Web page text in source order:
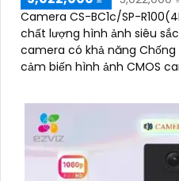
Camera CS-BC1c/SP-
chất lượng hình ảnh siêu
camera có khả năng Chống
cảm biến hình ảnh CMOS
dữ liệu lên đến 512GB